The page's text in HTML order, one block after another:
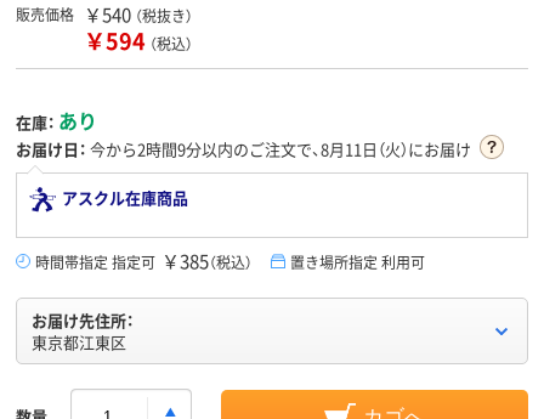
販売価格 ￥540 （税抜き）
￥594 （税込）
在庫： あり
お届け日： 今から2時間9分以内のご注文で、8月11日（火）にお届け
アスクル在庫商品
時間帯指定 指定可 ￥385（税込） 置き場所指定 利用可
お届け先住所：
東京都江東区